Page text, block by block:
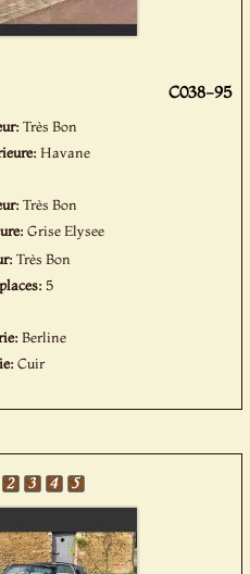
C038-95
Très Bon
Havane
Très Bon
Grise Elysee
Très Bon
5
Berline
Cuir